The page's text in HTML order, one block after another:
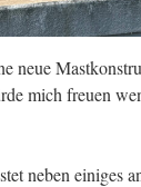
neue
mich freuen
neben einiges